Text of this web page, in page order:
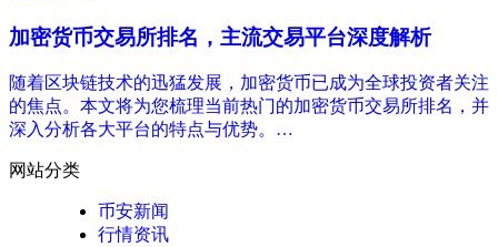
加密货币交易所排名，主流交易平台深度解析
随着区块链技术的迅猛发展，加密货币已成为全球投资者关注
的焦点。本文将为您梳理当前热门的加密货币交易所排名，并
深入分析各大平台的特点与优势。…
网站分类
币安新闻
行情资讯